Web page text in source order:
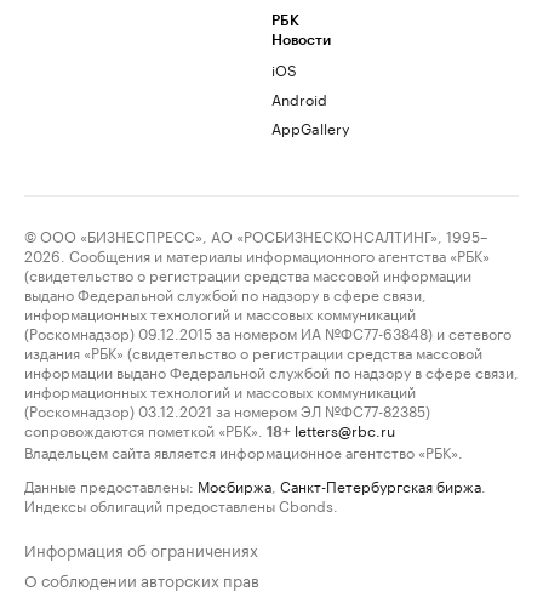
РБК
Новости
iOS
Android
AppGallery
© ООО «БИЗНЕСПРЕСС», АО «РОСБИЗНЕСКОНСАЛТИНГ», 1995–
2026. Сообщения и материалы информационного агентства «РБК»
(свидетельство о регистрации средства массовой информации
выдано Федеральной службой по надзору в сфере связи,
информационных технологий и массовых коммуникаций
(Роскомнадзор) 09.12.2015 за номером ИА №ФС77-63848) и сетевого
издания «РБК» (свидетельство о регистрации средства массовой
информации выдано Федеральной службой по надзору в сфере связи,
информационных технологий и массовых коммуникаций
(Роскомнадзор) 03.12.2021 за номером ЭЛ №ФС77-82385)
сопровождаются пометкой «РБК».
18+ letters@rbc.ru
Владельцем сайта является информационное агентство «РБК».
Данные предоставлены: Мосбиржа Санкт-Петербургская биржа
Индексы облигаций предоставлены Cbonds.
Информация об ограничениях
О соблюдении авторских прав